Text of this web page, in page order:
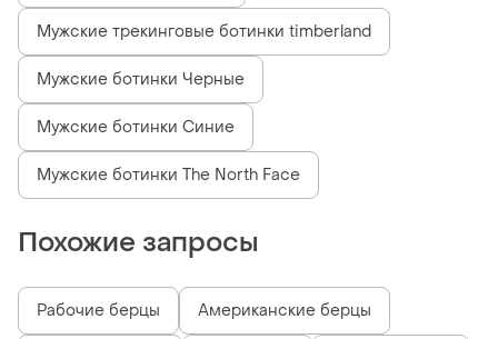
Мужские трекинговые ботинки timberland
Мужские ботинки Черные
Мужские ботинки Синие
Мужские ботинки The North Face
Похожие запросы
Рабочие берцы Американские берцы